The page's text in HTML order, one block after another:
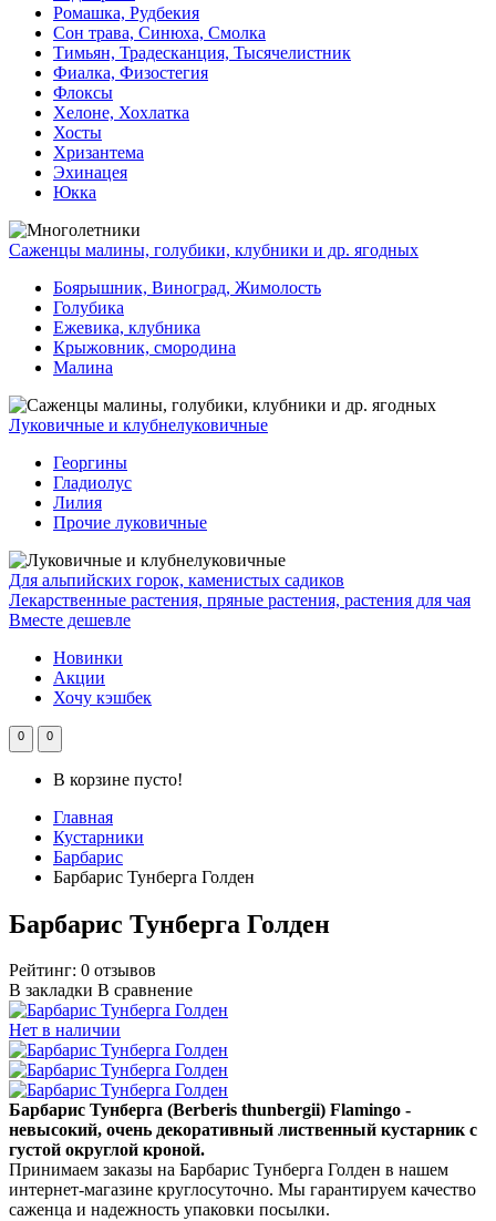
Ромашка, Рудбекия
Сон трава, Синюха, Смолка
Тимьян, Традесканция, Тысячелистник
Фиалка, Физостегия
Флоксы
Хелоне, Хохлатка
Хосты
Хризантема
Эхинацея
Юкка
Саженцы малины, голубики, клубники и др. ягодных
Боярышник, Виноград, Жимолость
Голубика
Ежевика, клубника
Крыжовник, смородина
Малина
Луковичные и клубнелуковичные
Георгины
Гладиолус
Лилия
Прочие луковичные
Для альпийских горок, каменистых садиков
Лекарственные растения, пряные растения, растения для чая
Вместе дешевле
Новинки
Акции
Хочу кэшбек
0 0
В корзине пусто!
Главная
Кустарники
Барбарис
Барбарис Тунберга Голден
Барбарис Тунберга Голден
Рейтинг: 0 отзывов
В закладки В сравнение
Нет в наличии
Барбарис Тунберга (Berberis thunbergii) Flamingo -
невысокий, очень декоративный лиственный кустарник с
густой округлой кроной.
Принимаем заказы на Барбарис Тунберга Голден в нашем
интернет-магазине круглосуточно. Мы гарантируем качество
саженца и надежность упаковки посылки.